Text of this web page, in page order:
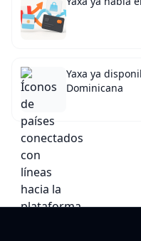
Yaxa ya
Dominicana